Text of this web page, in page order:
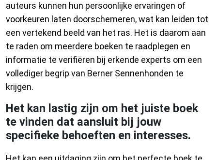
auteurs kunnen hun persoonlijke ervaringen of
voorkeuren laten doorschemeren, wat kan leiden tot
een vertekend beeld van het ras. Het is daarom aan
te raden om meerdere boeken te raadplegen en
informatie te verifiëren bij erkende experts om een
vollediger begrip van Berner Sennenhonden te
krijgen.
Het kan lastig zijn om het juiste boek
te vinden dat aansluit bij jouw
specifieke behoeften en interesses.